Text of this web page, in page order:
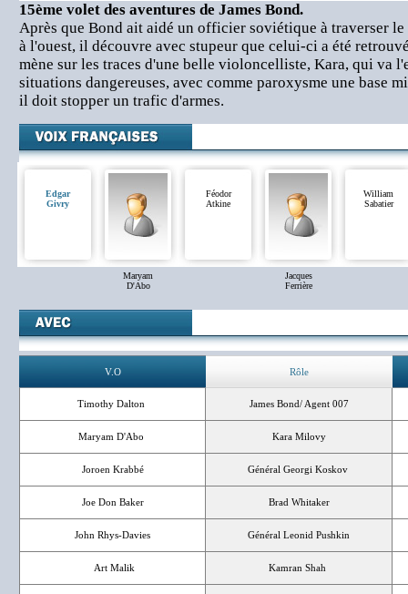
15ème volet des aventures de James Bond.
Après que Bond ait aidé un officier soviétique à traverser le
à l'ouest, il découvre avec stupeur que celui-ci a été
mène sur les traces d'une belle violoncelliste, Kara, qui va
situations dangereuses, avec comme paroxysme une base
il doit stopper un trafic d'armes.
Edgar
Givry
Maryam
D'Abo
Féodor
Atkine
Jacques
Ferrière
William
Sabatier
V.O Rôle
Timothy Dalton James Bond/ Agent 007
Maryam D'Abo Kara Milovy
Joroen Krabbé Général Georgi Koskov
Joe Don Baker Brad Whitaker
John Rhys-Davies Général Leonid Pushkin
Art Malik Kamran Shah